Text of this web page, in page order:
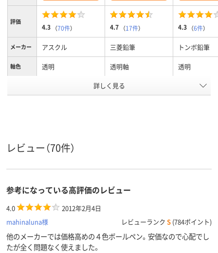
評価
4.3 （70件） 4.7 （17件） 4.3 （6件）
メーカー アスクル 三菱鉛筆 トンボ鉛筆
軸色 透明 透明軸 透明
0.7mm
軸径 13.8mm
インク色 黒・赤・青・緑 黒・赤・青・緑 黒・赤・青・緑
カラーグ
ループ
マルチカラー／多色
マルチカラー／多色
セット
商品環境
85
詳しく見る
レビュー（70件）
参考になっている高評価のレビュー
4.0
2012年2月4日
mahinaluna様
レビューランク S (784ポイント)
他のメーカーでは価格高めの４色ボールペン。安価なので心配でし
たが全く問題なく使えました。